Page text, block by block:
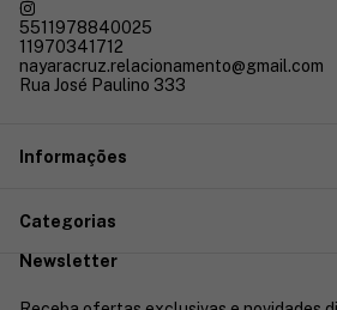
5511978840025
11970341712
nayaracruz.relacionamento@gmail.com
Rua José Paulino 333
Informações
Categorias
Newsletter